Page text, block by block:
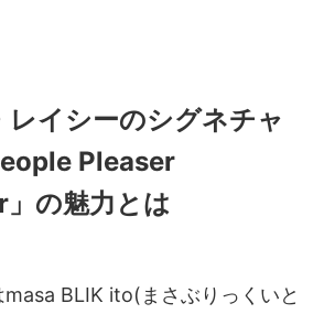
レイシーのシグネチャ
Pleaser
の魅力とは
BLIK ito(まさぶりっくいと